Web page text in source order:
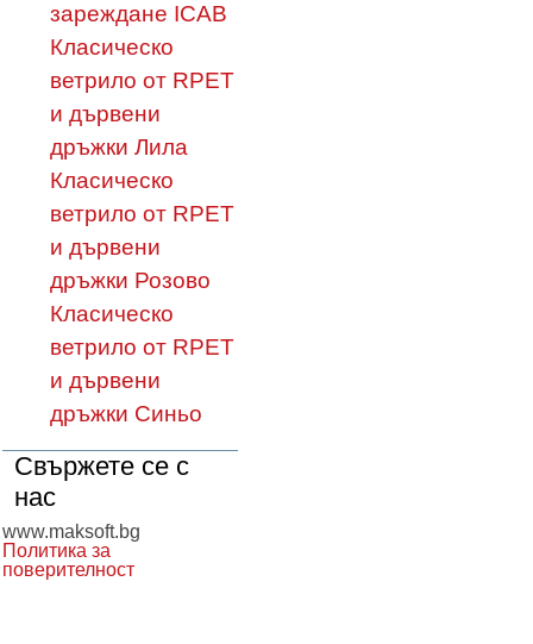
зареждане ICAB
Класическо
ветрило от RPET
и дървени
дръжки Лила
Класическо
ветрило от RPET
и дървени
дръжки Розово
Класическо
ветрило от RPET
и дървени
дръжки Синьо
Свържете се с
нас
www.maksoft.bg
Политика за
поверителност